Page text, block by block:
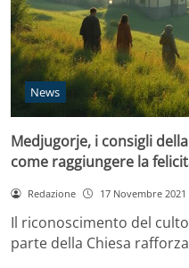
News
Medjugorje, i consigli
come raggiungere la
Redazione 17 Novembre 2021
Il riconoscimento del
parte della Chiesa